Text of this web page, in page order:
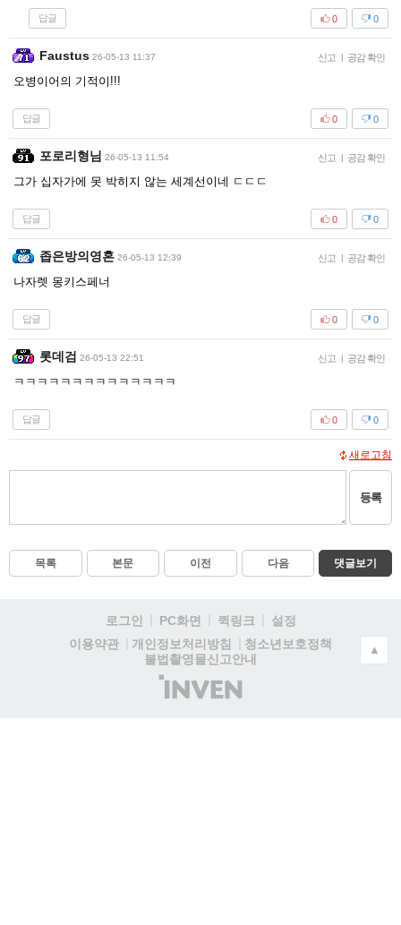
답글 0
0
Faustus 26-05-13 11:37 신고 | 공감 확인
오병이어의 기적이!!!
답글 0
0
포로리형님 26-05-13 11:54 신고 | 공감 확인
그가 십자가에 못 박히지 않는 세계선이네 ㄷㄷㄷ
답글 0
0
좁은방의영혼 26-05-13 12:39 신고 | 공감 확인
나자렛 몽키스페너
답글 0
0
롯데검 26-05-13 22:51 신고 | 공감 확인
ㅋㅋㅋㅋㅋㅋㅋㅋㅋㅋㅋㅋㅋㅋ
답글 0
0
새로고침
등록
목록 본문 이전 다음 댓글보기
로그인 PC화면 퀵링크
설정
이용약관
개인정보처리방침
청소년보호정책
불법촬영물신고안내
(주)
인
▲